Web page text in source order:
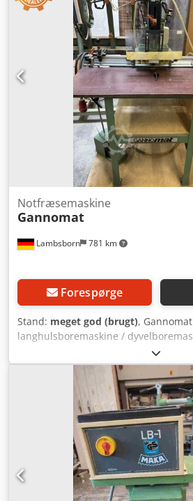
Lambsborn 781 km
Notfræsemaskine
Gannomat
Forespørge
Stand: meget god (brugt), Gannomat
langhulsboremaskine /
Somer-motor - Motortype: LS80L2 -
Omdrejningstal: 2810 o/min -
Frekvens: 50 Hz -
Stabilt arbejdsbord - Præcise
anslag - Robuste metaldele Djdpfx
til serieproduktion og præcise
borepatron og kopfræser -